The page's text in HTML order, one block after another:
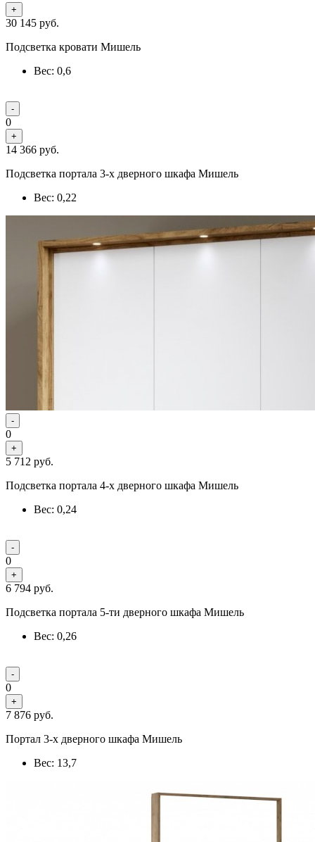
+
30 145 руб.
Подсветка кровати Мишель
Вес: 0,6
-
0
+
14 366 руб.
Подсветка портала 3-х дверного шкафа Мишель
Вес: 0,22
-
0
+
5 712 руб.
Подсветка портала 4-х дверного шкафа Мишель
Вес: 0,24
-
0
+
6 794 руб.
Подсветка портала 5-ти дверного шкафа Мишель
Вес: 0,26
-
0
+
7 876 руб.
Портал 3-х дверного шкафа Мишель
Вес: 13,7